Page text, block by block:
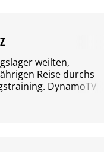
weilten,
Reise durchs
DynamoTV